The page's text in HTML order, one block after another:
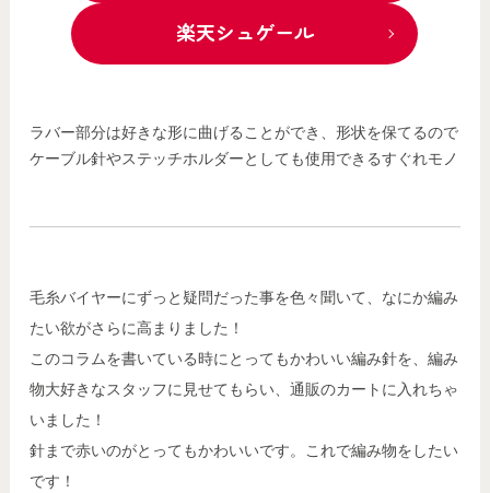
楽天シュゲール
ラバー部分は好きな形に曲げることができ、形状を保てるので
ケーブル針やステッチホルダーとしても使用できるすぐれモノ
毛糸バイヤーにずっと疑問だった事を色々聞いて、なにか編み
たい欲がさらに高まりました！
このコラムを書いている時にとってもかわいい編み針を、編み
物大好きなスタッフに見せてもらい、通販のカートに入れちゃ
いました！
針まで赤いのがとってもかわいいです。これで編み物をしたい
です！